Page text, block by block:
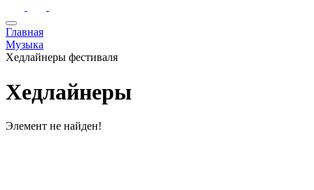
Главная
Музыка
Хедлайнеры фестиваля
Хедлайнеры
Элемент не найден!